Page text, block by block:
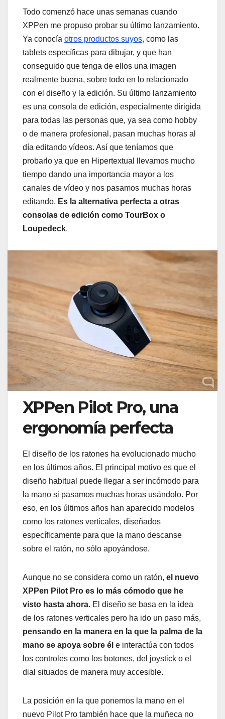
Todo comenzó hace unas semanas cuando
XPPen me propuso probar su último lanzamiento.
Ya conocía otros productos suyos, como las
tablets específicas para dibujar, y que han
conseguido que tenga de ellos una imagen
realmente buena, sobre todo en lo relacionado
con el diseño y la edición. Su último lanzamiento
es una consola de edición, especialmente dirigida
para todas las personas que, ya sea como hobby
o de manera profesional, pasan muchas horas al
día editando vídeos. Así que teníamos que
probarlo ya que en Hipertextual llevamos mucho
tiempo dando una importancia mayor a los
canales de vídeo y nos pasamos muchas horas
editando. Es la alternativa perfecta a otras
consolas de edición como TourBox o
Loupedeck.
XPPen Pilot Pro, una
ergonomía perfecta
El diseño de los ratones ha evolucionado mucho
en los últimos años. El principal motivo es que el
diseño habitual puede llegar a ser incómodo para
la mano si pasamos muchas horas usándolo. Por
eso, en los últimos años han aparecido modelos
como los ratones verticales, diseñados
específicamente para que la mano descanse
sobre el ratón, no sólo apoyándose.
Aunque no se considera como un ratón, el nuevo
XPPen Pilot Pro es lo más cómodo que he
visto hasta ahora. El diseño se basa en la idea
de los ratones verticales pero ha ido un paso más,
pensando en la manera en la que la palma de la
mano se apoya sobre él e interactúa con todos
los controles como los botones, del joystick o el
dial situados de manera muy accesible.
La posición en la que ponemos la mano en el
nuevo Pilot Pro también hace que la muñeca no